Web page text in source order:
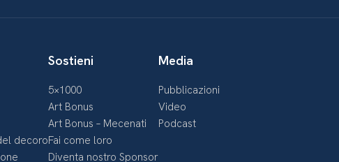
decoro
Sostieni
5×1000
Art Bonus
Art Bonus – Mecenati
Fai come loro
Diventa nostro Sponsor
Media
Pubblicazioni
Video
Podcast